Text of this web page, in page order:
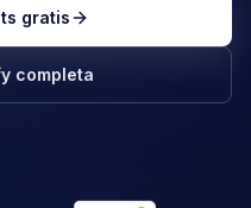
gratis
completa